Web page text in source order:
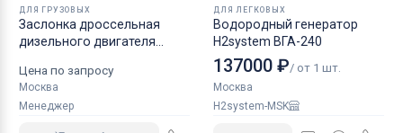
ДЛЯ ГРУЗОВЫХ
Заслонка дроссельная
дизельного двигателя
Цена по запросу
Москва
Менеджер
ДЛЯ ЛЕГКОВЫХ
Водородный генератор
H2system ВГА-240
137000 ₽/ от 1 шт.
Москва
H2system-MSK